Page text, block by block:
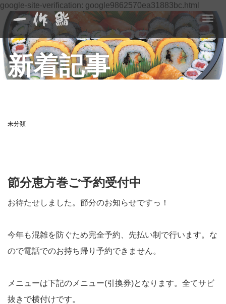
google-site-verification: google9862570ea31883bc.html
T
o
g
g
l
e
新着記事
未分類
節分恵方巻ご予約受付中
お待たせしました。節分のお知らせですっ！
今年も混雑を防ぐため完全予約、先払い制で行います。な
ので電話でのお持ち帰り予約できません。
メニューは下記のメニュー(引換券)となります。全てサビ
抜きで横付けです。